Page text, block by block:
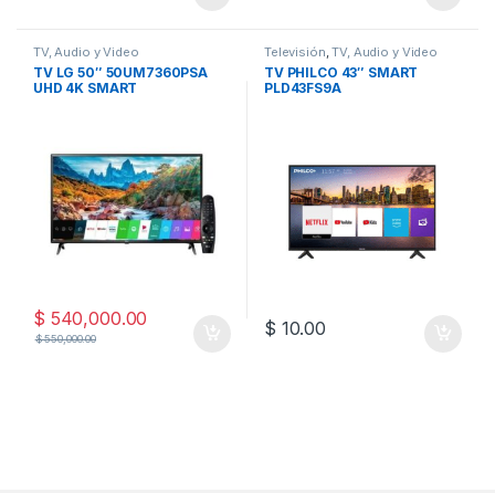
TV, Audio y Video
TV LG 50″ 50UM7360PSA
UHD 4K SMART
$ 540,000.00
$550,000.00
Televisión,TV, Audio y Video
TV PHILCO 43″ SMART
PLD43FS9A
$ 10.00